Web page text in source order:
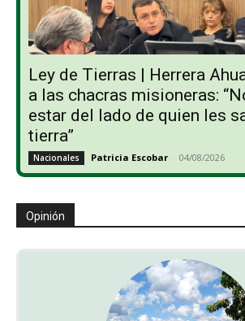
Ley de Tierras | Herrera
a las chacras misioneras:
estar del lado de quien les
tierra”
Nacionales Patricia Escobar - 04/08/2026
Opinión